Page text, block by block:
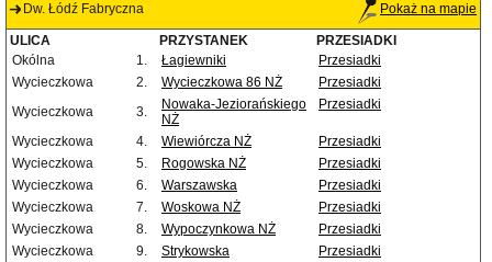
Dw. Łódź Fabryczna Pokaż na mapie
ULICA PRZYSTANEK
PRZESIADKI
Okólna
1. Łagiewniki
Przesiadki
Wycieczkowa
2. Wycieczkowa 86 NŻ
Przesiadki
Wycieczkowa
3.
Nowaka-Jeziorańskiego
NŻ
Przesiadki
Wycieczkowa 4. Wiewiórcza NŻ
Przesiadki
Wycieczkowa
5. Rogowska NŻ
Przesiadki
Wycieczkowa
6. Warszawska
Przesiadki
Wycieczkowa
7. Woskowa NŻ
Przesiadki
Wycieczkowa
8. Wypoczynkowa NŻ
Przesiadki
Wycieczkowa
9. Strykowska Przesiadki